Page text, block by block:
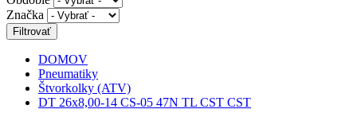
Značka
DOMOV
Pneumatiky
Štvorkolky (ATV)
DT 26x8,00-14 CS-05 47N TL CST CST